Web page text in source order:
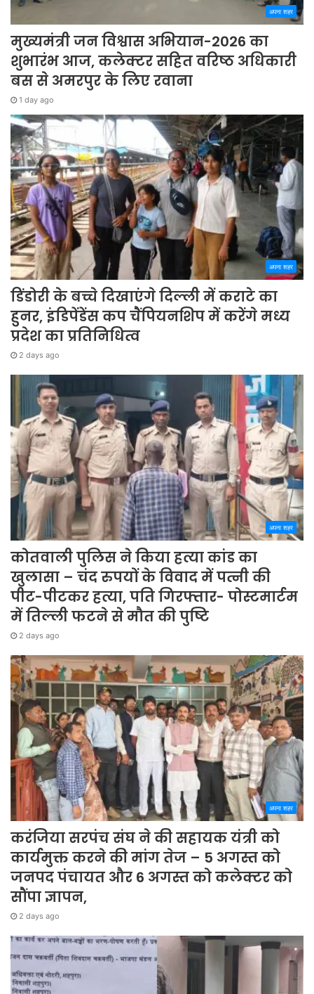
अपना शहर
मुख्यमंत्री जन विश्वास अभियान-2026 का
शुभारंभ आज, कलेक्टर सहित वरिष्ठ अधिकारी
बस से अमरपुर के लिए रवाना
1 day ago
अपना शहर
डिंडोरी के बच्चे दिखाएंगे दिल्ली में कराटे का
हुनर, इंडिपेंडेंस कप चैंपियनशिप में करेंगे मध्य
प्रदेश का प्रतिनिधित्व
2 days ago
अपना शहर
कोतवाली पुलिस ने किया हत्या कांड का
खुलासा – चंद रुपयों के विवाद में पत्नी की
पीट-पीटकर हत्या, पति गिरफ्तार- पोस्टमार्टम
में तिल्ली फटने से मौत की पुष्टि
2 days ago
अपना शहर
करंजिया सरपंच संघ ने की सहायक यंत्री को
कार्यमुक्त करने की मांग तेज – 5 अगस्त को
जनपद पंचायत और 6 अगस्त को कलेक्टर को
सौंपा ज्ञापन,
2 days ago